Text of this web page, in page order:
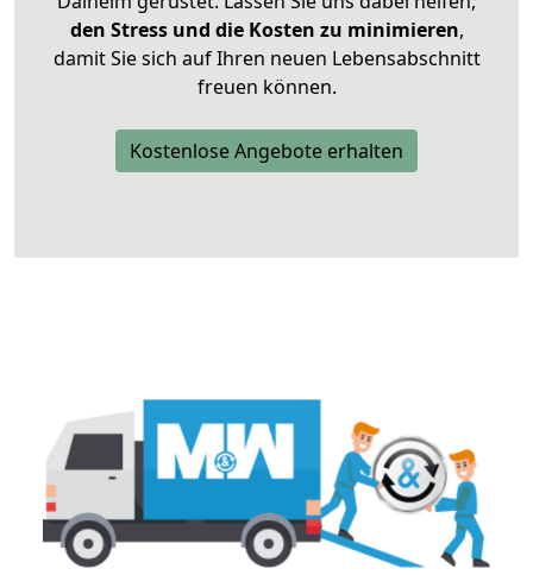
den Stress und die Kosten zu minimieren,
damit Sie sich auf Ihren neuen Lebensabschnitt
freuen können.
Kostenlose Angebote erhalten